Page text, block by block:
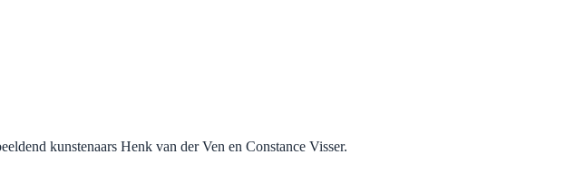
kunstenaars Henk van der Ven en Constance Visser.